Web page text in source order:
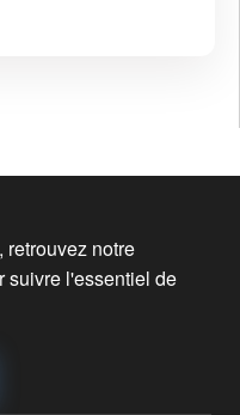
notre
suivre l'essentiel de